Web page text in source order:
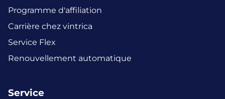
Programme d'affiliation
Carrière chez vintrica
Service Flex
Renouvellement automatique
Service